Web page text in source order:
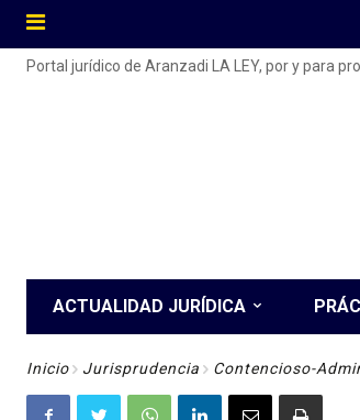
Portal jurídico de Aranzadi LA LEY, por y para
ACTUALIDAD JURÍDICA
Inicio Jurisprudencia Contencioso-